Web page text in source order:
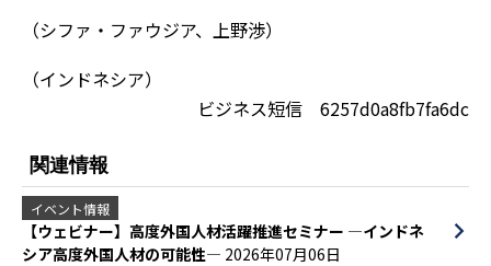
（シファ・ファウジア、上野渉）
（インドネシア）
ビジネス短信 6257d0a8fb7fa6dc
関連情報
イベント情報
【ウェビナー】高度外国人材活躍推進セミナー ―インドネ
シア高度外国人材の可能性― 2026年07月06日